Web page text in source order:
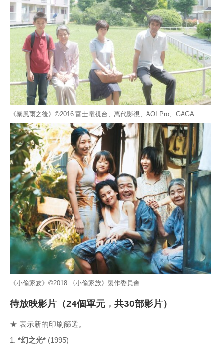
《暴風雨之後》©2016 富士電視台、萬代影視、AOI Pro、GAGA
《小偷家族》©2018 《小偷家族》製作委員會
待放映影片（24個單元，共30部影片）
★ 表示新的印刷篩選。
1. *幻之光* (1995)